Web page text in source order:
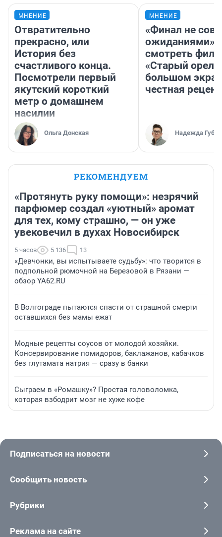
МНЕНИЕ
Отвратительно
прекрасно, или
История без
счастливого конца.
Посмотрели первый
якутский короткий
метр о домашнем
насилии
Ольга Донская
МНЕНИЕ
«Финал не
ожиданиями»:
смотреть
«Старый орел»
большом
честная
Надежда
РЕКОМЕНДУЕМ
«Протянуть руку помощи»: незрячий
парфюмер создал «уютный» аромат
для тех, кому страшно, — он уже
увековечил в духах Новосибирск
5 часов 5 136 13
«Девчонки, вы испытываете судьбу»: что творится в
подпольной рюмочной на Березовой в Рязани —
обзор YA62.RU
В Волгограде пытаются спасти от страшной смерти
оставшихся без мамы ежат
Модные рецепты соусов от молодой хозяйки.
Консервирование помидоров, баклажанов, кабачков
без глутамата натрия — сразу в банки
Сыграем в «Ромашку»? Простая головоломка,
которая взбодрит мозг не хуже кофе
Подписаться на новости
Сообщить новость
Рубрики
Реклама на сайте